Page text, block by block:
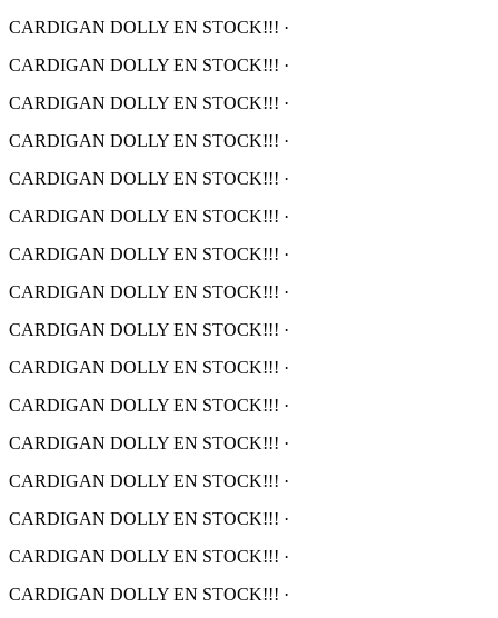
CARDIGAN DOLLY EN STOCK!!! ·
CARDIGAN DOLLY EN STOCK!!! ·
CARDIGAN DOLLY EN STOCK!!! ·
CARDIGAN DOLLY EN STOCK!!! ·
CARDIGAN DOLLY EN STOCK!!! ·
CARDIGAN DOLLY EN STOCK!!! ·
CARDIGAN DOLLY EN STOCK!!! ·
CARDIGAN DOLLY EN STOCK!!! ·
CARDIGAN DOLLY EN STOCK!!! ·
CARDIGAN DOLLY EN STOCK!!! ·
CARDIGAN DOLLY EN STOCK!!! ·
CARDIGAN DOLLY EN STOCK!!! ·
CARDIGAN DOLLY EN STOCK!!! ·
CARDIGAN DOLLY EN STOCK!!! ·
CARDIGAN DOLLY EN STOCK!!! ·
CARDIGAN DOLLY EN STOCK!!! ·